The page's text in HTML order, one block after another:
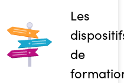
Les
de